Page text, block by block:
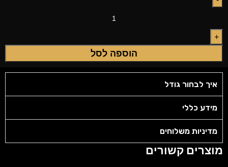
הוספה לסל
איך לבחור גודל
מידע כללי
מדיניות משלוחים
מוצרים קשורים